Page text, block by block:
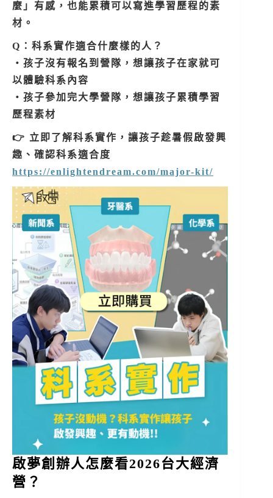
麼」有感，也能累積可以寫進學習歷程的素
材。
Q：科系實作適合什麼樣的人？
・孩子沒有報名到營隊，想讓孩子在家就可
以體驗科系內容
・孩子參加完大學營隊，想讓孩子累積學習
歷程素材
👉 立即了解科系實作，讓孩子趁暑假啟發興
趣、確認科系適合度
https://enlightendream.com/major-kit/
啟夢創辦人怎麼看2026台大經濟
營？